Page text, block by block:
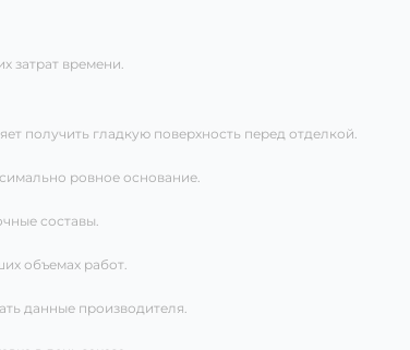
затрат времени.
получить гладкую поверхность перед отделкой.
ровное основание.
составы.
объемах работ.
данные производителя.